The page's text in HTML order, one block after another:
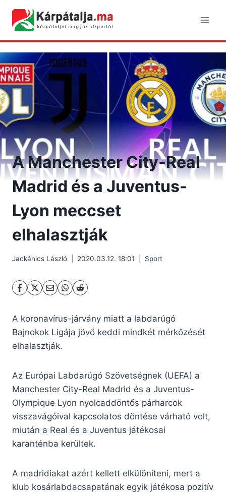
content
A Manchester City-Real
Madrid és a Juventus-
Lyon meccset
elhalasztják
Jackánics László 2020.03.12. 18:01 Sport
A koronavírus-járvány miatt a labdarúgó
Bajnokok Ligája jövő keddi mindkét mérkőzését
elhalasztják.
Az Európai Labdarúgó Szövetségnek (UEFA) a
Manchester City-Real Madrid és a Juventus-
Olympique Lyon nyolcaddöntős párharcok
visszavágóival kapcsolatos döntése várható volt,
miután a Real és a Juventus játékosai
karanténba kerültek.
A madridiakat azért kellett elkülöníteni, mert a
klub kosárlabdacsapatának egyik játékosa pozitív